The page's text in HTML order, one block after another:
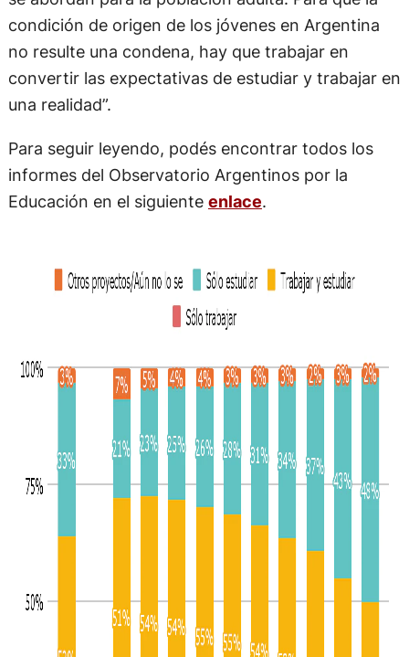
condición de origen de los jóvenes en Argentina
no resulte una condena, hay que trabajar en
convertir las expectativas de estudiar y trabajar en
una realidad”.
Para seguir leyendo, podés encontrar todos los
informes del Observatorio Argentinos por la
Educación en el siguiente enlace.